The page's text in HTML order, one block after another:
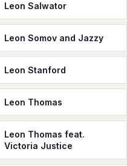
Leon Salwator
Leon Somov and Jazzy
Leon Stanford
Leon Thomas
Leon Thomas feat.
Victoria Justice